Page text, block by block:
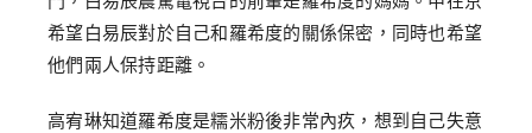
希望白易辰對於自己和羅希度的關係保密，同時也希望
他們兩人保持距離。
高宥琳知道羅希度是糯米粉後非常內疚，想到自己失意